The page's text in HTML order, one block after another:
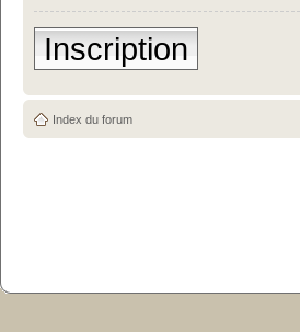
Inscription
Index du forum